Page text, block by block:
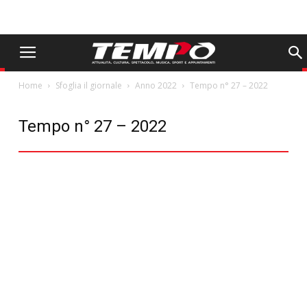
Home Sfoglia il giornale Anno 2022 Tempo n° 27 – 2022
Tempo n° 27 – 2022